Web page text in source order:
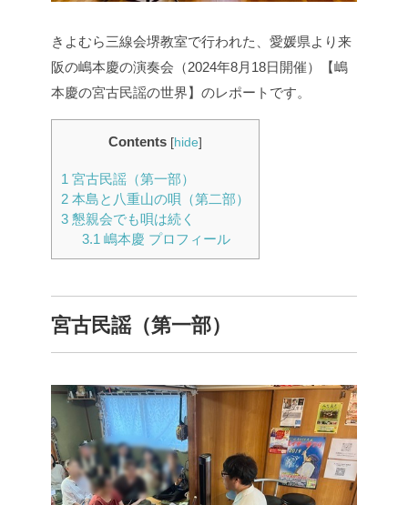
きよむら三線会堺教室で行われた、愛媛県より来
阪の嶋本慶の演奏会（2024年8月18日開催）【嶋
本慶の宮古民謡の世界】のレポートです。
Contents [hide]
1 宮古民謡（第一部）
2 本島と八重山の唄（第二部）
3 懇親会でも唄は続く
3.1 嶋本慶 プロフィール
宮古民謡（第一部）